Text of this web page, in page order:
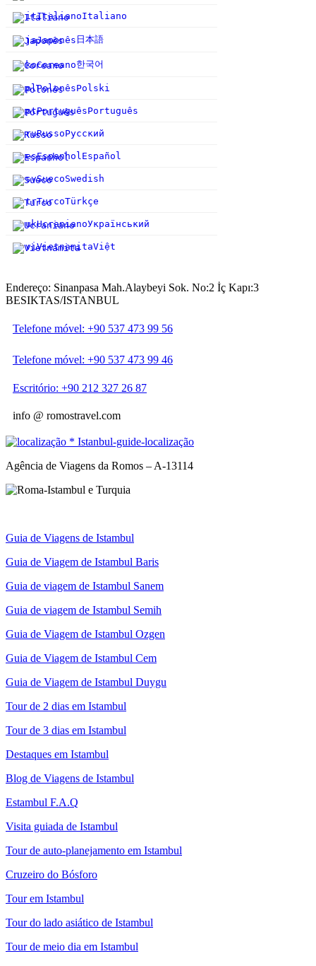
itItalianoItaliano
jaJaponês 日本語
koCoreano한국어
plPolonêsPolski
ptPortuguêsPortuguês
ruRussoРусский
esEspanholEspañol
svSuecoSwedish
trTurcoTürkçe
ukUcranianoУкраїнський
viVietnamitaViệt
Endereço: Sinanpasa Mah.Alaybeyi Sok. No:2 İç Kapı:3
BESIKTAS/ISTANBUL
Telefone móvel: +90 537 473 99 56
Telefone móvel: +90 537 473 99 46
Escritório: +90 212 327 26 87
info @ romostravel.com
Agência de Viagens da Romos – A-13114
Guia de Viagens de Istambul
Guia de Viagem de Istambul Baris
Guia de viagem de Istambul Sanem
Guia de viagem de Istambul Semih
Guia de Viagem de Istambul Ozgen
Guia de Viagem de Istambul Cem
Guia de Viagem de Istambul Duygu
Tour de 2 dias em Istambul
Tour de 3 dias em Istambul
Destaques em Istambul
Blog de Viagens de Istambul
Estambul F.A.Q
Visita guiada de Istambul
Tour de auto-planejamento em Istambul
Cruzeiro do Bósforo
Tour em Istambul
Tour do lado asiático de Istambul
Tour de meio dia em Istambul